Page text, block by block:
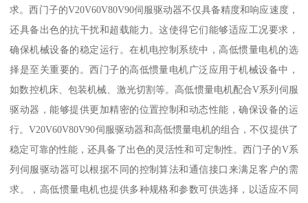
求。西门子的V20V60V80V90伺服驱动器不仅具备精度和响应速度，
还具备出色的抗干扰和超载能力。这使得它们能够适应工况要求，
确保机械设备的稳定运行。在机电控制系统中，高低惯量电机的选
择是至关重要的。西门子的高低惯量电机广泛应用于机械设备中，
如数控机床、包装机械、激光切割等。高低惯量电机配合V系列伺服
驱动器，能够提供更加精密的位置控制和动态性能，确保设备的运
行。V20V60V80V90伺服驱动器和高低惯量电机的组合，不仅提供了
稳定可靠的性能，还具备了出色的灵活性和可定制性。西门子的V系
列伺服驱动器可以根据不同的控制算法和通信接口来满足客户的需
求。，高低惯量电机也提供多种规格和参数可供选择，以适应不同